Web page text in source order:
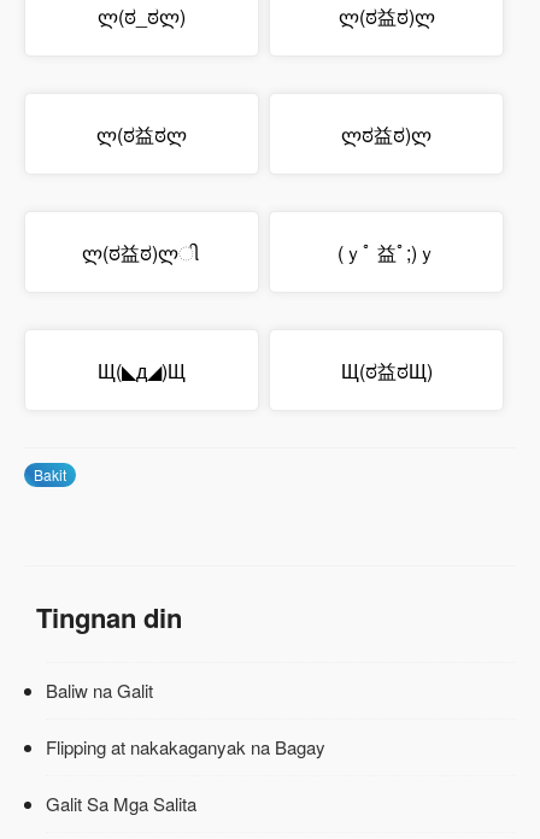
ლ(ಠ_ಠლ) ლ(ಠ益ಠ)ლ
ლ(ಠ益ಠლ ლಠ益ಠ)ლ
ლ(ಠ益ಠ)ლી (ｙﾟ 益ﾟ;)ｙ
Щ(◣д◢)Щ Щ(ಠ益ಠЩ)
Bakit
Tingnan din
Baliw na Galit
Flipping at nakakaganyak na Bagay
Galit Sa Mga Salita